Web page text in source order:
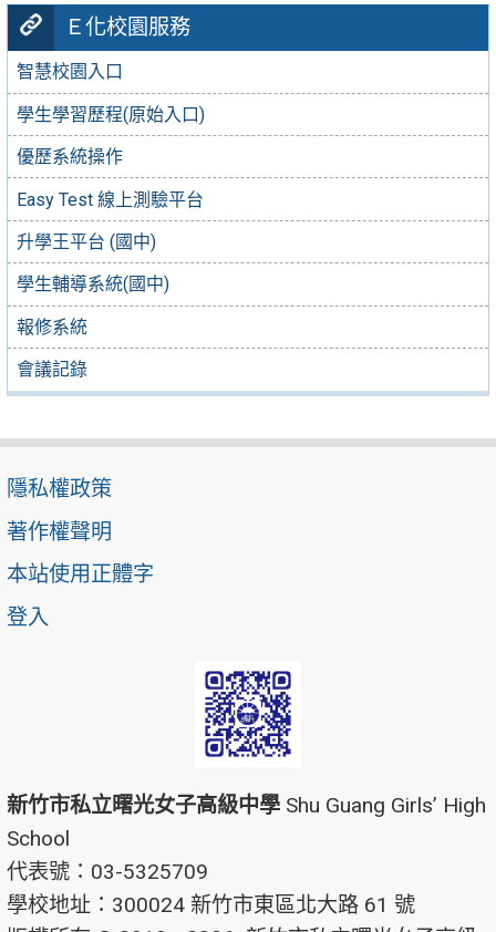
Ｅ化校園服務
智慧校園入口
學生學習歷程(原始入口)
優歷系統操作
Easy Test 線上測驗平台
升學王平台 (國中)
學生輔導系統(國中)
報修系統
會議記錄
隱私權政策
著作權聲明
本站使用正體字
登入
新竹市私立曙光女子高級中學 Shu Guang Girls’ High
School
代表號：03-5325709
學校地址：300024 新竹市東區北大路 61 號